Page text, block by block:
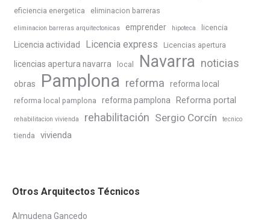
eficiencia energetica
eliminacion barreras
eliminacion barreras arquitectonicas emprender hipoteca licencia
Licencia actividad Licencia express Licencias apertura
licencias apertura navarra local Navarra noticias
obras Pamplona reforma reforma local
reforma local pamplona reforma pamplona Reforma portal
rehabilitacion vivienda rehabilitación Sergio Corcín tecnico
tienda vivienda
Otros Arquitectos Técnicos
Almudena Gancedo